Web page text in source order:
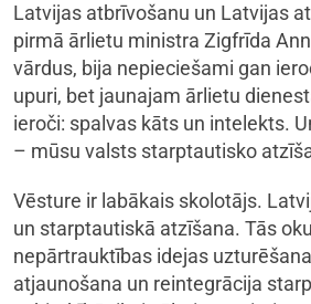
Latvijas atbrīvošanu un Latvijas
pirmā ārlietu ministra Zigfrīda
vārdus, bija nepieciešami gan
upuri, bet jaunajam ārlietu
ieroči: spalvas kāts un intelekts.
– mūsu valsts starptautisko
Vēsture ir labākais skolotājs.
un starptautiskā atzīšana. Tās
nepārtrauktības idejas
atjaunošana un reintegrācija